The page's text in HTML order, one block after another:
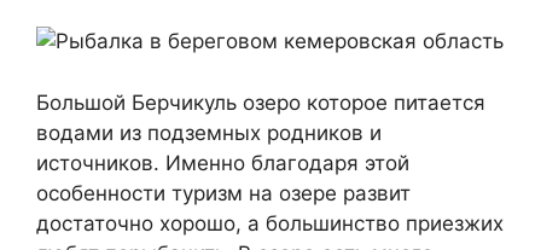
Большой Берчикуль озеро которое питается
водами из подземных родников и
источников. Именно благодаря этой
особенности туризм на озере развит
достаточно хорошо, а большинство приезжих